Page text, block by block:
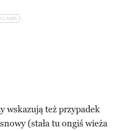
wskazują też przypadek
(stała tu ongiś wieża